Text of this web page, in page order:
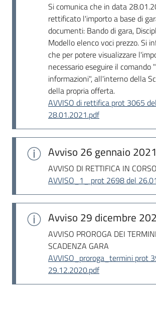
Si comunica che in data
rettificato l'importo a base di
documenti: Bando di gara,
Modello elenco voci prezzo. Si
che per potere visualizzare
necessario eseguire il comando
informazioni", all'interno della
della propria offerta.
AVVISO di rettifica prot 3065 del
28.01.2021.pdf
Avviso 26 gennaio 2021
AVVISO DI RETTIFICA IN CORSO
AVVISO_1_ prot 2698 del
Avviso 29 dicembre
AVVISO PROROGA DEI
SCADENZA GARA
AVVISO_proroga_termini prot
29.12.2020.pdf